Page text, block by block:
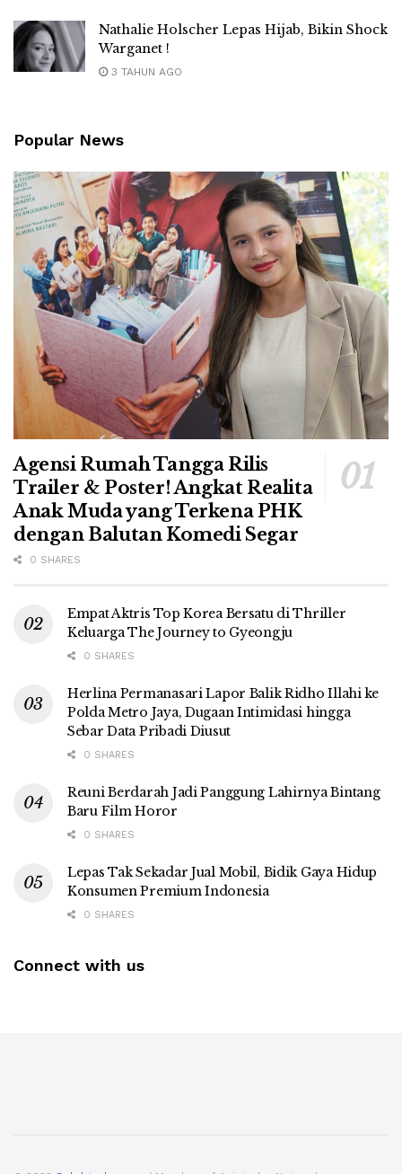
Nathalie Holscher Lepas Hijab, Bikin Shock
Warganet !
3 TAHUN AGO
Popular News
Agensi Rumah Tangga Rilis
Trailer & Poster! Angkat Realita
Anak Muda yang Terkena PHK
dengan Balutan Komedi Segar
0 SHARES
Empat Aktris Top Korea Bersatu di Thriller
Keluarga The Journey to Gyeongju
0 SHARES
Herlina Permanasari Lapor Balik Ridho Illahi ke
Polda Metro Jaya, Dugaan Intimidasi hingga
Sebar Data Pribadi Diusut
0 SHARES
Reuni Berdarah Jadi Panggung Lahirnya Bintang
Baru Film Horor
0 SHARES
Lepas Tak Sekadar Jual Mobil, Bidik Gaya Hidup
Konsumen Premium Indonesia
0 SHARES
Connect with us